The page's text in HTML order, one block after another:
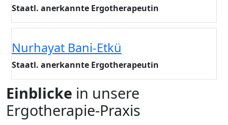
Staatl. anerkannte Ergotherapeutin
Nurhayat Bani-Etkü
Staatl. anerkannte Ergotherapeutin
Einblicke in unsere
Ergotherapie-Praxis